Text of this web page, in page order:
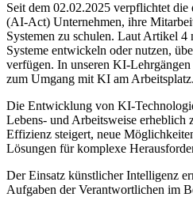
Seit dem 02.02.2025 verpflichtet
(AI-Act) Unternehmen, ihre
Systemen zu schulen. Laut Artikel 4
Systeme entwickeln oder nutzen,
verfügen. In unseren KI-
zum Umgang mit KI am Arbeitsplatz.
Die Entwicklung von KI-
Lebens- und Arbeitsweise erheblich
Effizienz steigert, neue
Lösungen für komplexe
Der Einsatz künstlicher Intelligenz
Aufgaben der Verantwortlichen im